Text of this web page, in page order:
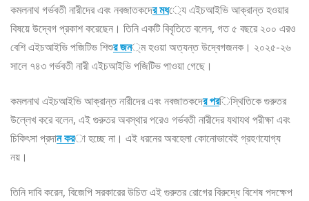
কমলনাথ গর্ভবতী নারীদের এবং নবজাতকদের মধ্যে এইচআইভি আক্রান্ত হওয়ার
বিষয়ে উদ্বেগ প্রকাশ করেছেন। তিনি একটি বিবৃতিতে বলেন, গত ৫ বছরে ২০০ এরও
বেশি এইচআইভি পজিটিভ শিশুর জন্ম হওয়া অত্যন্ত উদ্বেগজনক। ২০২৫-২৬
সালে ৭৪৩ গর্ভবতী নারী এইচআইভি পজিটিভ পাওয়া গেছে।
কমলনাথ এইচআইভি আক্রান্ত নারীদের এবং নবজাতকদের পরিস্থিতিকে গুরুতর
উল্লেখ করে বলেন, এই গুরুতর অবস্থার পরেও গর্ভবতী নারীদের যথাযথ পরীক্ষা এবং
চিকিৎসা প্রদান করা হচ্ছে না। এই ধরনের অবহেলা কোনোভাবেই গ্রহণযোগ্য
নয়।
তিনি দাবি করেন, বিজেপি সরকারের উচিত এই গুরুতর রোগের বিরুদ্ধে বিশেষ পদক্ষেপ